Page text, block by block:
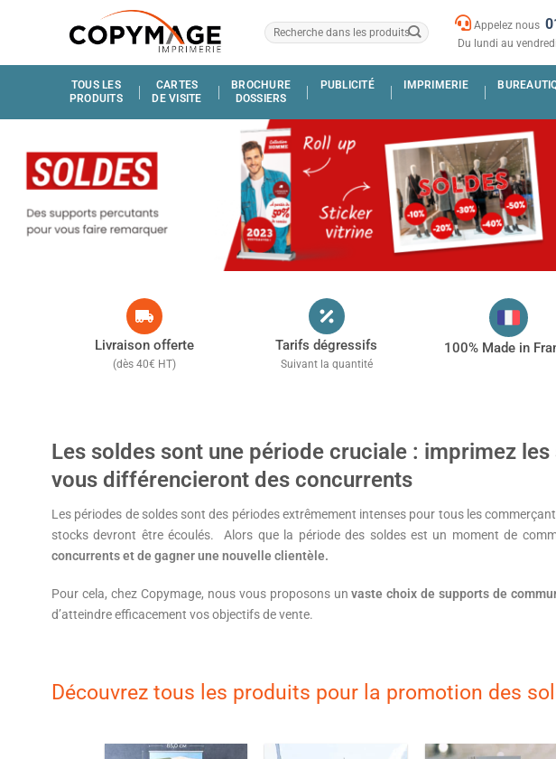
Appelez nous
Du lundi au vendredi
TOUS LES
PRODUITS
CARTES
DE VISITE
BROCHURE
DOSSIERS
PUBLICITÉ IMPRIMERIE
Livraison offerte
(dès 40€ HT)
Tarifs dégressifs
Suivant la quantité
100% Made in
Les soldes sont une période cruciale : imprimez
vous différencieront des concurrents
Les périodes de soldes sont des périodes extrêmement intenses pour tous les
stocks devront être écoulés. Alors que la période des soldes est un moment de
concurrents et de gagner une nouvelle clientèle.
Pour cela, chez Copymage, nous vous proposons unvaste choix de supports de
d’atteindre efficacement vos objectifs de vente.
Découvrez tous les produits pour la promotion des